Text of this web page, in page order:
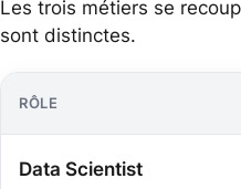
Les trois métiers se
sont distinctes.
RÔLE
Data Scientist